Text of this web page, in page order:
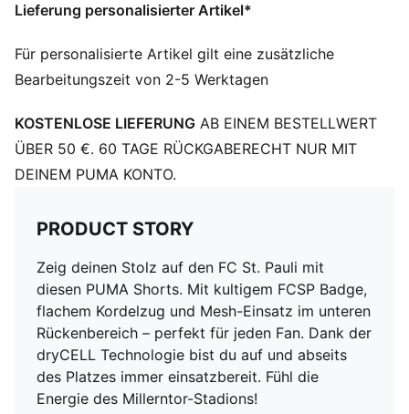
Mesh-Einsatz im unteren Rückenbereich
FC St. Pauli Badge auf dem rechten Bein
PUMA Cat Logo auf dem linken Bein
Teenager zwischen 8 und 16 Jahren
Lieferung personalisierter Artikel*
Für personalisierte Artikel gilt eine zusätzliche
Bearbeitungszeit von 2-5 Werktagen
KOSTENLOSE LIEFERUNG AB EINEM BESTELLWERT
ÜBER 50 €. 60 TAGE RÜCKGABERECHT NUR MIT
DEINEM PUMA KONTO.
PRODUCT STORY
Zeig deinen Stolz auf den FC St. Pauli mit
diesen PUMA Shorts. Mit kultigem FCSP Badge,
flachem Kordelzug und Mesh-Einsatz im unteren
Rückenbereich – perfekt für jeden Fan. Dank der
dryCELL Technologie bist du auf und abseits
des Platzes immer einsatzbereit. Fühl die
Energie des Millerntor-Stadions!